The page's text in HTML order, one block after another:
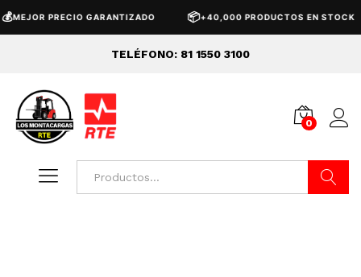
MEJOR PRECIO GARANTIZADO 📦+40,000 PRODUCTOS EN STOCK
TELÉFONO: 81 1550 3100
0